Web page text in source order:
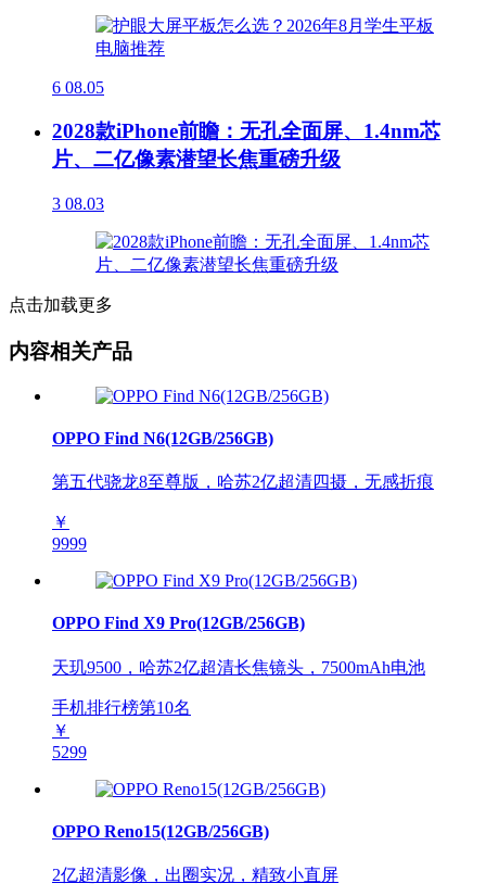
6 08.05
2028款iPhone前瞻：无孔全面屏、1.4nm芯
片、二亿像素潜望长焦重磅升级
3 08.03
点击加载更多
内容相关产品
OPPO Find N6(12GB/256GB)
第五代骁龙8至尊版，哈苏2亿超清四摄，无感折痕
￥
9999
OPPO Find X9 Pro(12GB/256GB)
天玑9500，哈苏2亿超清长焦镜头，7500mAh电池
手机排行榜第10名
￥
5299
OPPO Reno15(12GB/256GB)
2亿超清影像，出圈实况，精致小直屏